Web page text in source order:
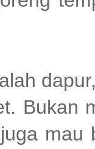
Bukan